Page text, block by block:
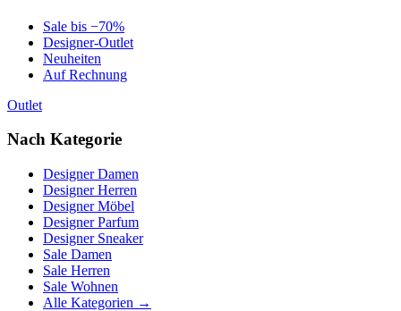
Sale bis −70%
Designer-Outlet
Neuheiten
Auf Rechnung
Outlet
Nach Kategorie
Designer Damen
Designer Herren
Designer Möbel
Designer Parfum
Designer Sneaker
Sale Damen
Sale Herren
Sale Wohnen
Alle Kategorien →